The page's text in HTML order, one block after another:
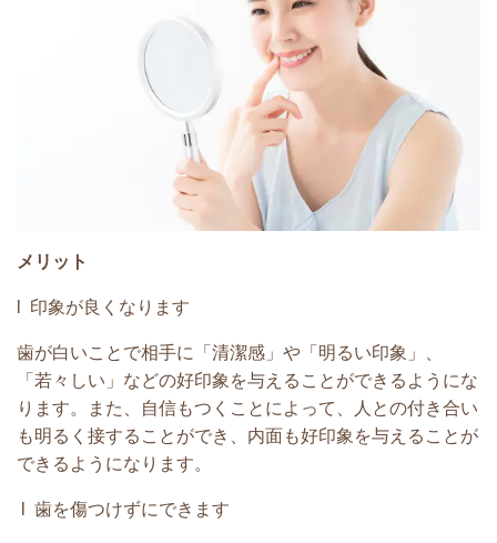
メリット
l 印象が良くなります
歯が白いことで相手に「清潔感」や「明るい印象」、
「若々しい」などの好印象を与えることができるようにな
ります。また、自信もつくことによって、人との付き合い
も明るく接することができ、内面も好印象を与えることが
できるようになります。
l 歯を傷つけずにできます